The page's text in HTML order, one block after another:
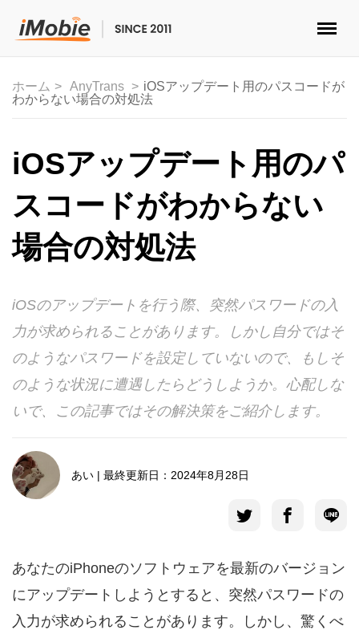
マルチメディア
便利ツール
ソリューション
ダウンロード
サポート
言語選択
ホーム AnyTrans
iOSアップデート用のパスコードが
わからない場合の対処法
iOSアップデート用のパ
スコードがわからない
場合の対処法
iOSのアップデートを行う際、突然パスワードの入
力が求められることがあります。しかし自分ではそ
のようなパスワードを設定していないので、もしそ
のような状況に遭遇したらどうしようか。心配しな
いで、この記事ではその解決策をご紹介します。
あい | 最終更新日：2024年8月28日
あなたのiPhoneのソフトウェアを最新のバージョン
にアップデートしようとすると、突然パスワードの
入力が求められることがあります。しかし、驚くべ